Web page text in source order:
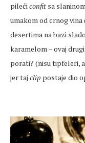
pilećiconfit sa
umakom od crnog
desertima na bazi
karamelom – ovaj
porati? (nisu tipfeleri,
jer taj clip postaje dio